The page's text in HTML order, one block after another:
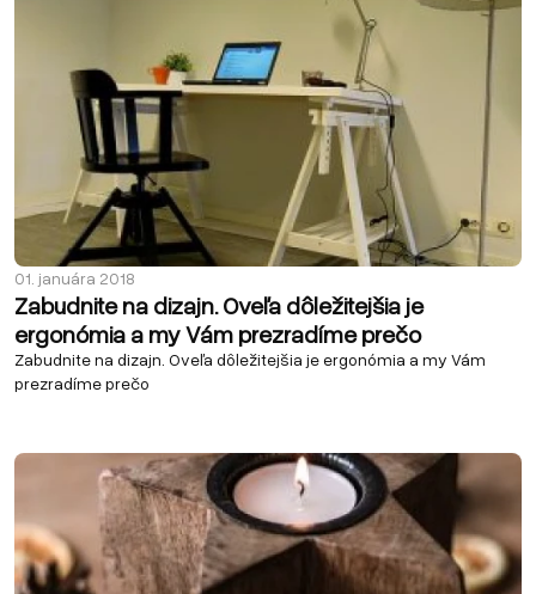
01. januára 2018
Zabudnite na dizajn. Oveľa dôležitejšia je
ergonómia a my Vám prezradíme prečo
Zabudnite na dizajn. Oveľa dôležitejšia je ergonómia a my Vám
prezradíme prečo